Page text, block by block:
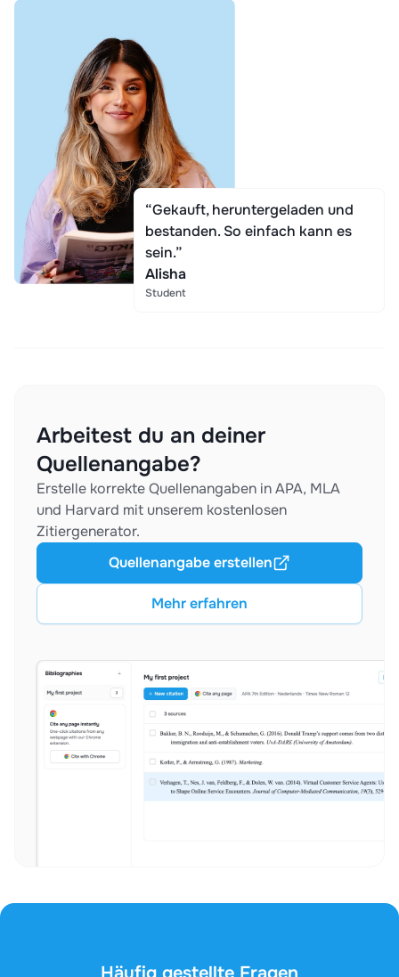
“Gekauft, heruntergeladen und
bestanden. So einfach kann es
sein.”
Alisha
Student
Arbeitest du an deiner
Quellenangabe?
Erstelle korrekte Quellenangaben in APA, MLA
und Harvard mit unserem kostenlosen
Zitiergenerator.
Mehr erfahren
Quellenangabe erstellen